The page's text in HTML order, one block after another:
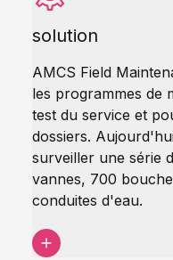
solution
AMCS Field
les programmes de
test du service et
dossiers.
surveiller une série
vannes, 700
conduites d'eau.